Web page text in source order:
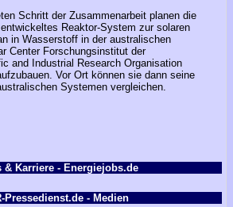
Schritt der Zusammenarbeit planen die
Reaktor-System zur solaren
in Wasserstoff in der australischen
Center Forschungsinstitut der
and Industrial Research Organisation
Vor Ort können sie dann seine
Systemen vergleichen.
& Karriere - Energiejobs.de
Pressedienst.de - Medien